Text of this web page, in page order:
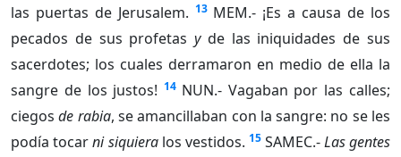
las puertas de Jerusalem. 13 MEM.- ¡Es a causa de los
pecados de sus profetasyde las iniquidades de sus
sacerdotes; los cuales derramaron en medio de ella la
sangre de los justos! 14 NUN.- Vagaban por las calles;
ciegosde rabia, se amancillaban con la sangre: no se les
podía tocarni siquieralos vestidos. 15 SAMEC.-Las gentes